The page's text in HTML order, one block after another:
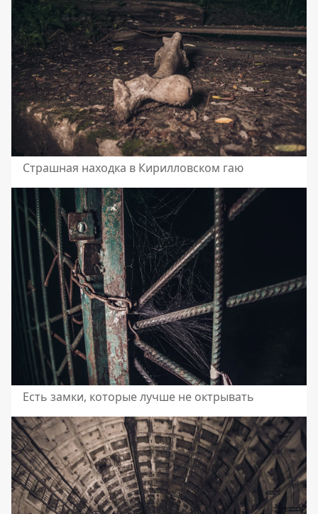
Страшная находка в Кирилловском гаю
Есть замки, которые лучше не октрывать